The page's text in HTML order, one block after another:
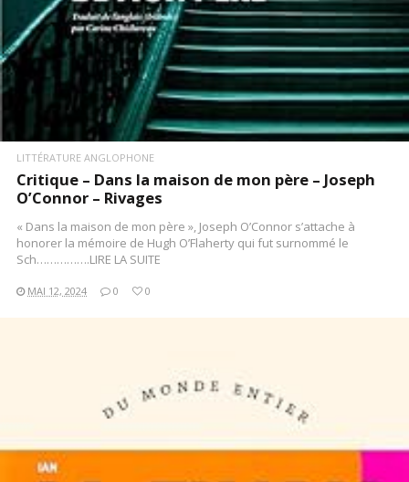
LITTÉRATURE ANGLOPHONE
Critique – Dans la maison de mon père – Joseph
O’Connor – Rivages
« Dans la maison de mon père », Joseph O’Connor s’attache à
honorer la mémoire de Hugh O’Flaherty qui fut surnommé le
Sch…………….LIRE LA SUITE
MAI 12, 2024 0 0